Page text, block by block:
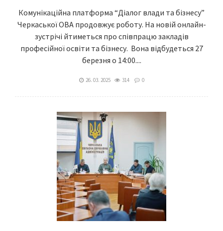
Комунікаційна платформа “Діалог влади та бізнесу”
Черкаської ОВА продовжує роботу. На новій онлайн-
зустрічі йтиметься про співпрацю закладів
професійної освіти та бізнесу. Вона відбудеться 27
березня о 14:00....
26. 03. 2025 314 0